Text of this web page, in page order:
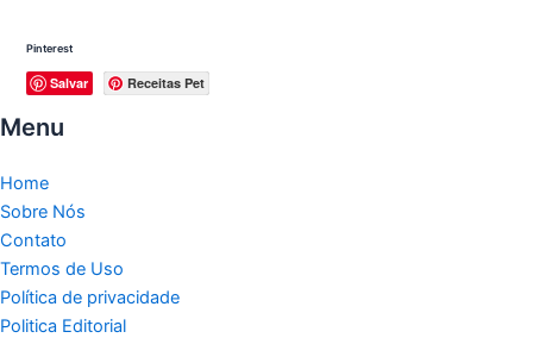
Pinterest
Salvar Receitas Pet
Menu
Home
Sobre Nós
Contato
Termos de Uso
Política de privacidade
Politica Editorial